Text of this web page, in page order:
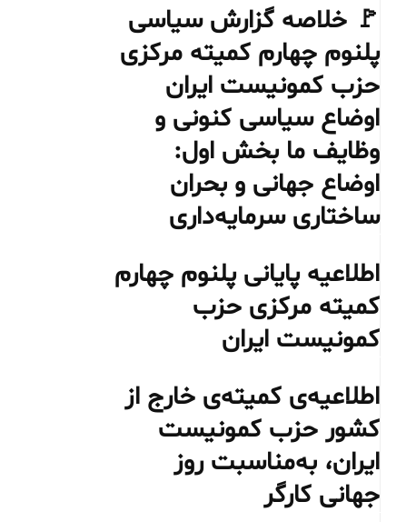
🚩 خلاصه گزارش سیاسی
پلنوم چهارم کمیته مرکزی
حزب کمونیست ایران
اوضاع سیاسی کنونی و
وظایف ما بخش اول:
اوضاع جهانی و بحران
ساختاری سرمایه‌داری
اطلاعیه پایانی پلنوم چهارم
کمیته مرکزی حزب
کمونیست ایران
اطلاعیه‌ی کمیته‌ی خارج از
کشور حزب کمونیست
ایران، به‌مناسبت روز
جهانی کارگر